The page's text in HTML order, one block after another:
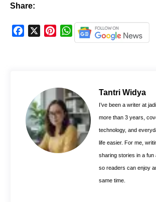
Share:
k
e
s
t
W
h
A
p
p
Tantri Widya
I’ve been a writer at
more than 3 years,
technology, and
life easier. For me,
sharing stories in a fun
so readers can enjoy
same time.